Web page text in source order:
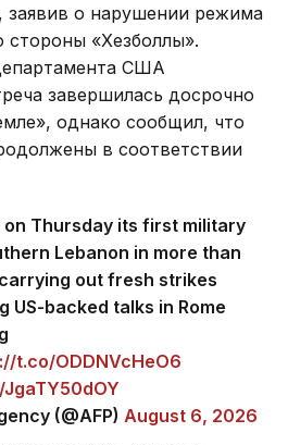
заявив о нарушении режима
стороны «Хезболлы».
США
завершилась досрочно
однако сообщил, что
в соответствии
Thursday its first military
Lebanon in more than
out fresh strikes
US-backed talks in Rome
t.co/ODDNVcHeO6
(@AFP) August 6, 2026